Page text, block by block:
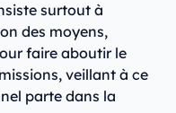
surtout à
des moyens,
faire aboutir le
veillant à ce
parte dans la